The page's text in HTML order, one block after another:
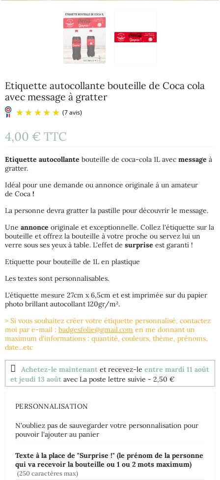
Etiquette autocollante bouteille de Coca cola
avec message à gratter
4,00 € TTC
Etiquette autocollante bouteille de coca-cola 1L avec message à
gratter.
Idéal pour une demande ou annonce originale à un amateur
de Coca !
La personne devra gratter la pastille pour découvrir le message.
Une annonce originale et exceptionnelle. Collez l'étiquette sur la
bouteille et offrez la bouteille à votre proche ou servez lui un
verre sous ses yeux à table. L'effet de surprise est garanti !
Etiquette pour bouteille de 1L en plastique
Les textes sont personnalisables.
L'étiquette mesure 27cm x 6,5cm et est imprimée sur du papier
photo brillant autocollant 120gr/m².
> Si vous souhaitez créer votre étiquette personnalisé, contactez
moi par e-mail : badgesfolie@gmail.com en me donnant un
maximum d'informations : quantité, couleurs, thème, prénoms,
date...etc
Achetez-le maintenant et recevez-le entre mardi 11 août
et jeudi 13 août avec La poste lettre suivie - 2,50 €
PERSONNALISATION
N'oubliez pas de sauvegarder votre personnalisation pour
pouvoir l'ajouter au panier
Texte à la place de "Surprise !" (le prénom de la personne
qui va recevoir la bouteille ou 1 ou 2 mots maximum)
(250 caractères max)